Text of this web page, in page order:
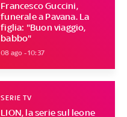
Francesco Guccini,
funerale a Pavana. La
figlia: "Buon viaggio,
babbo"
08 ago - 10:37
LION, la serie sul leone
SERIE TV